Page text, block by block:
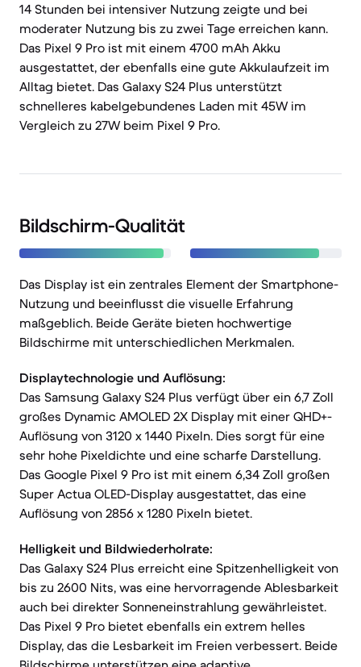
14 Stunden bei intensiver Nutzung zeigte und bei
moderater Nutzung bis zu zwei Tage erreichen kann.
Das Pixel 9 Pro ist mit einem 4700 mAh Akku
ausgestattet, der ebenfalls eine gute Akkulaufzeit im
Alltag bietet. Das Galaxy S24 Plus unterstützt
schnelleres kabelgebundenes Laden mit 45W im
Vergleich zu 27W beim Pixel 9 Pro.
Bildschirm-Qualität
Das Display ist ein zentrales Element der Smartphone-
Nutzung und beeinflusst die visuelle Erfahrung
maßgeblich. Beide Geräte bieten hochwertige
Bildschirme mit unterschiedlichen Merkmalen.
Displaytechnologie und Auflösung:
Das Samsung Galaxy S24 Plus verfügt über ein 6,7 Zoll
großes Dynamic AMOLED 2X Display mit einer QHD+-
Auflösung von 3120 x 1440 Pixeln. Dies sorgt für eine
sehr hohe Pixeldichte und eine scharfe Darstellung.
Das Google Pixel 9 Pro ist mit einem 6,34 Zoll großen
Super Actua OLED-Display ausgestattet, das eine
Auflösung von 2856 x 1280 Pixeln bietet.
Helligkeit und Bildwiederholrate:
Das Galaxy S24 Plus erreicht eine Spitzenhelligkeit von
bis zu 2600 Nits, was eine hervorragende Ablesbarkeit
auch bei direkter Sonneneinstrahlung gewährleistet.
Das Pixel 9 Pro bietet ebenfalls ein extrem helles
Display, das die Lesbarkeit im Freien verbessert. Beide